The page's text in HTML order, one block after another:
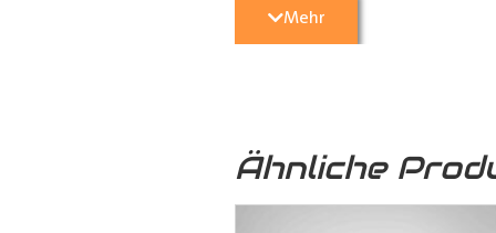
Vielseitige
Heimwerkerprojekten, dieses
·Verschiedene Variationen:
Mehr
Ähnliche